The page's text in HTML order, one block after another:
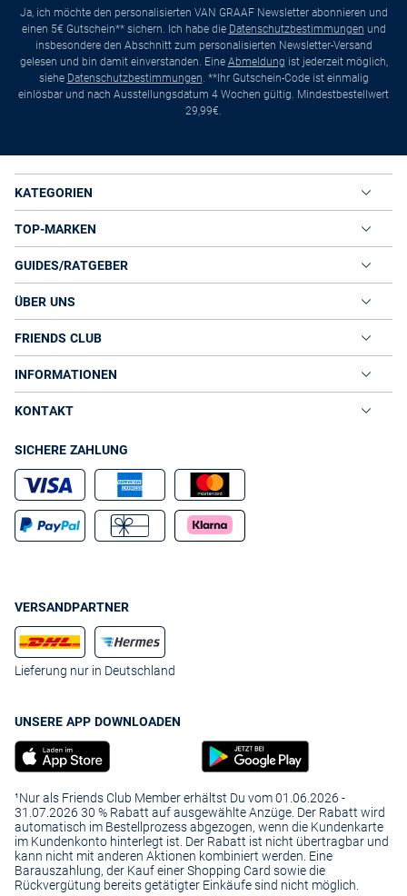
Ja, ich möchte den personalisierten VAN GRAAF Newsletter abonnieren und
einen 5€ Gutschein** sichern. Ich habe die Datenschutzbestimmungen und
insbesondere den Abschnitt zum personalisierten Newsletter-Versand
gelesen und bin damit einverstanden. Eine Abmeldung ist jederzeit möglich,
siehe Datenschutzbestimmungen. **Ihr Gutschein-Code ist einmalig
einlösbar und nach Ausstellungsdatum 4 Wochen gültig. Mindestbestellwert
29,99€.
KATEGORIEN
TOP-MARKEN
GUIDES/RATGEBER
ÜBER UNS
FRIENDS CLUB
INFORMATIONEN
KONTAKT
SICHERE ZAHLUNG
VERSANDPARTNER
Lieferung nur in Deutschland
UNSERE APP DOWNLOADEN
¹Nur als Friends Club Member erhältst Du vom 01.06.2026 -
31.07.2026 30 % Rabatt auf ausgewählte Anzüge. Der Rabatt wird
automatisch im Bestellprozess abgezogen, wenn die Kundenkarte
im Kundenkonto hinterlegt ist. Der Rabatt ist nicht übertragbar und
kann nicht mit anderen Aktionen kombiniert werden. Eine
Barauszahlung, der Kauf einer Shopping Card sowie die
Rückvergütung bereits getätigter Einkäufe sind nicht möglich.